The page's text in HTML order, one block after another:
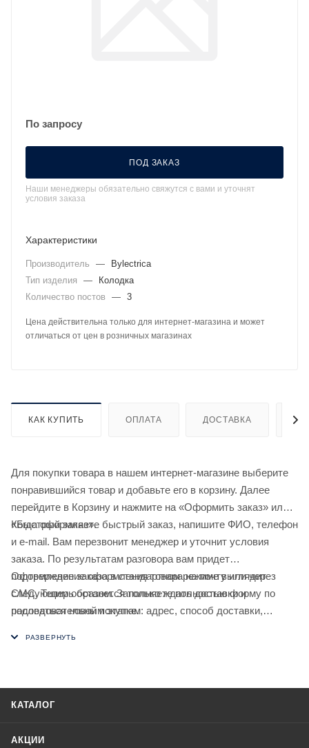
По запросу
ПОД ЗАКАЗ
Наши менеджеры обязательно свяжутся с вами и уточнят
условия заказа
Характеристики
Производитель —
Bylectrica
Тип изделия
—
Колодка
Количество постов
— 3
Цена действительна только для интернет-магазина и может
отличаться от цен в розничных магазинах
КАК КУПИТЬ ОПЛАТА ДОСТАВКА
Для покупки товара в нашем интернет-магазине выберите
понравившийся товар и добавьте его в корзину. Далее
перейдите в Корзину и нажмите на «Оформить заказ» или
«Быстрый заказ».
Когда оформляете быстрый заказ, напишите ФИО, телефон
и e-mail. Вам перезвонит менеджер и уточнит условия
заказа. По результатам разговора вам придет
подтверждение оформления товара на почту или через
СМС. Теперь останется только ждать доставки и
радоваться новой покупке.
Оформление заказа в стандартном режиме выглядит
следующим образом. Заполняете полностью форму по
последовательным этапам: адрес, способ доставки,
КАТАЛОГ
АКЦИИ